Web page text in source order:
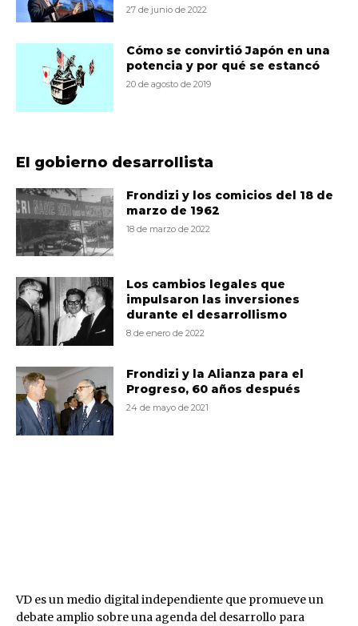
27 de junio de 2022
Cómo se convirtió Japón en una
potencia y por qué se estancó
20 de agosto de 2019
El gobierno desarrollista
Frondizi y los comicios del 18 de
marzo de 1962
18 de marzo de 2022
Los cambios legales que
impulsaron las inversiones
durante el desarrollismo
8 de enero de 2022
Frondizi y la Alianza para el
Progreso, 60 años después
24 de mayo de 2021
VD es un medio digital independiente que promueve un
debate amplio sobre una agenda del desarrollo para